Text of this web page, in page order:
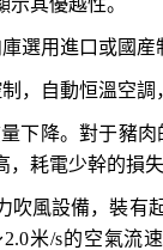
其優越性。
庫選用進口或國産
，自動恒溫空調
下降。對于豬肉
耗電少幹的損失
吹風設備，裝有
2.0米/s的空氣流